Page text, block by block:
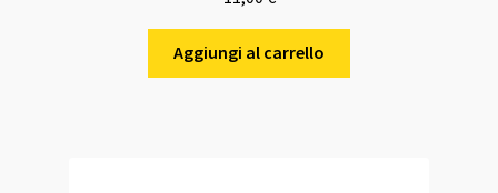
Aggiungi al carrello